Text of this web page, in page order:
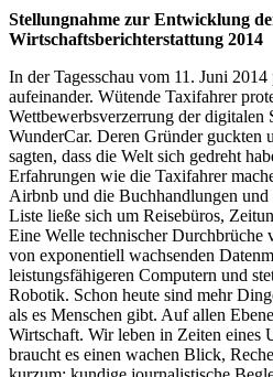
Stellungnahme zur Entwicklung
Wirtschaftsberichterstattung 2014
In der Tagesschau vom 11. Juni
aufeinander. Wütende Taxifahrer
Wettbewerbsverzerrung der digitalen
WunderCar. Deren Gründer guckten
sagten, dass die Welt sich gedreht
Erfahrungen wie die Taxifahrer
Airbnb und die Buchhandlungen
Liste ließe sich um Reisebüros,
Eine Welle technischer Durchbrüche
von exponentiell wachsenden
leistungsfähigeren Computern und
Robotik. Schon heute sind mehr
als es Menschen gibt. Auf allen
Wirtschaft. Wir leben in Zeiten eines
braucht es einen wachen Blick,